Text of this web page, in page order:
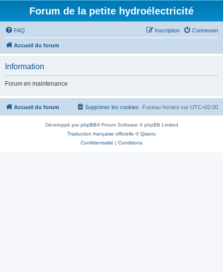
Forum de la petite hydroélectricité
FAQ Connexion
Inscription
Accueil du forum
Information
Forum en maintenance
Accueil du forum Fuseau horaire sur UTC+02:00
Supprimer les cookies
Développé parphpBB® Forum Software © phpBB Limited
Traduction française officielle ©Qiaeru
Confidentialité | Conditions